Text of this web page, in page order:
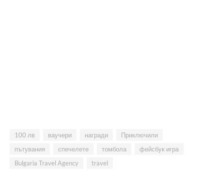
100 лв ваучери награди
Приключили
пътувания
спечелете томбола
фейсбук игра
Bulgaria Travel Аgency
travel